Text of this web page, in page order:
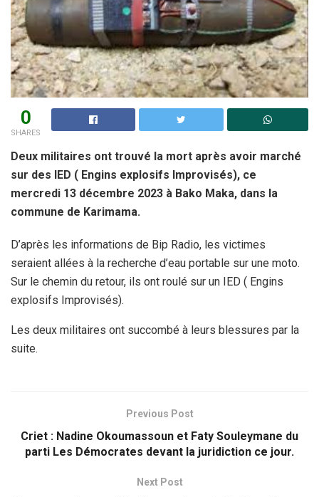
0
SHARES
Deux militaires ont trouvé la mort après avoir marché
sur des IED ( Engins explosifs Improvisés), ce
mercredi 13 décembre 2023 à Bako Maka, dans la
commune de Karimama.
D’après les informations de Bip Radio, les victimes
seraient allées à la recherche d’eau portable sur une moto.
Sur le chemin du retour, ils ont roulé sur un IED ( Engins
explosifs Improvisés).
Les deux militaires ont succombé à leurs blessures par la
suite.
Previous Post
Criet : Nadine Okoumassoun et Faty Souleymane du
parti Les Démocrates devant la juridiction ce jour.
Next Post